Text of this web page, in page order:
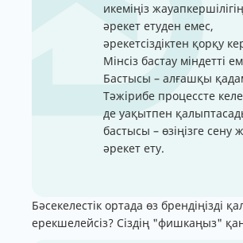
икеміңіз
әрекет етуден емес,
әрекетсіздіктен қорқу
Мінсіз бастау міндетті
Бастысы – алғашқы
Тәжірибе процессте
де уақытпен
бастысы – өзіңізге сену
әрекет ету.
Бәсекелестік ортада өз брендіңізді
ерекшелейсіз? Сіздің "фишкаңыз"